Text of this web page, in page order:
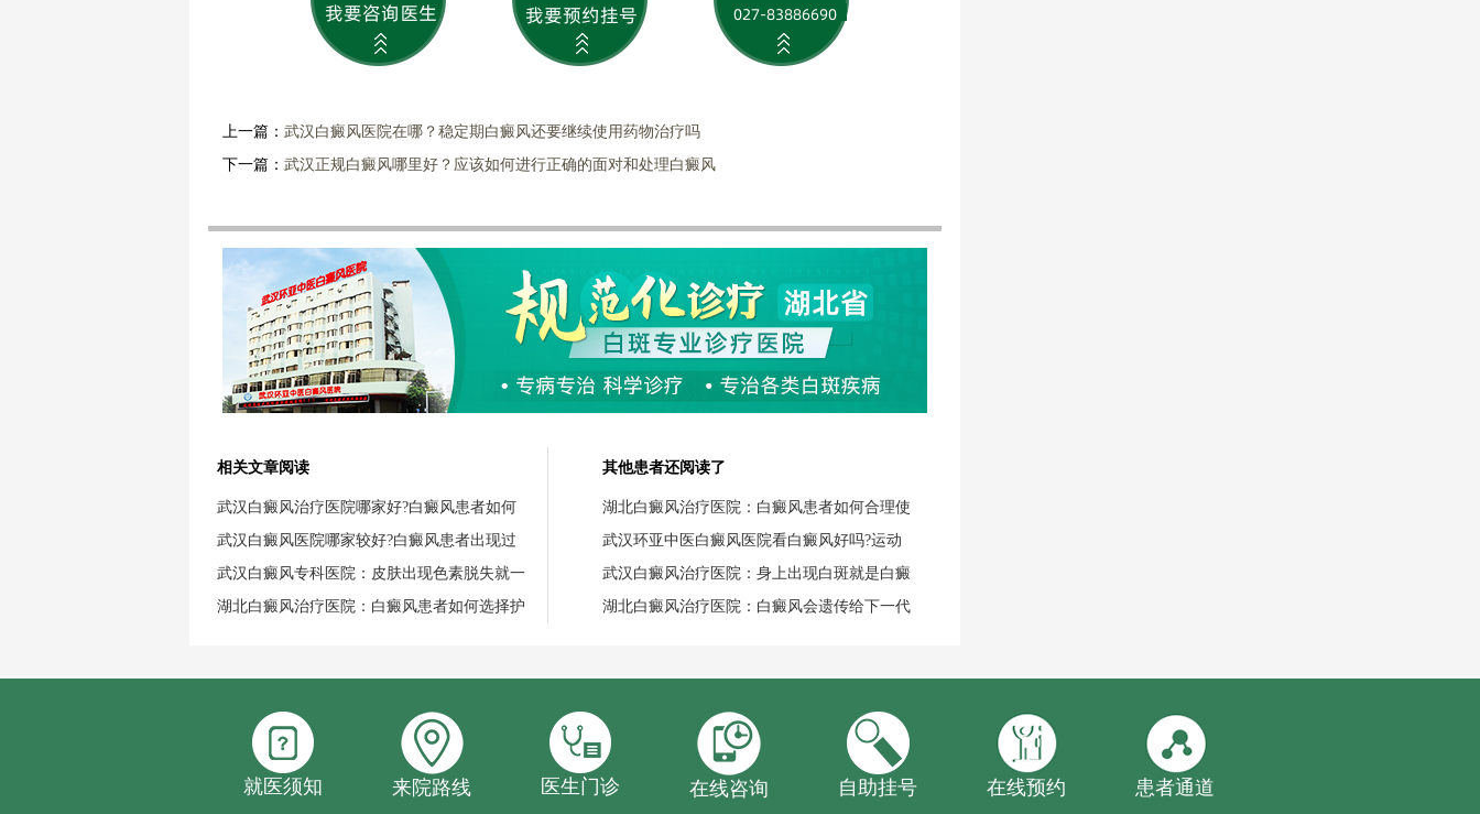
上一篇： 武汉白癜风医院在哪？稳定期白癜风还要继续使用药物治疗吗
下一篇： 武汉正规白癜风哪里好？应该如何进行正确的面对和处理白癜风
相关文章阅读
武汉白癜风治疗医院哪家好?白癜风患者如何
武汉白癜风医院哪家较好?白癜风患者出现过
武汉白癜风专科医院：皮肤出现色素脱失就一
湖北白癜风治疗医院：白癜风患者如何选择护
其他患者还阅读了
湖北白癜风治疗医院：白癜风患者如何合理使
武汉环亚中医白癜风医院看白癜风好吗?运动
武汉白癜风治疗医院：身上出现白斑就是白癜
湖北白癜风治疗医院：白癜风会遗传给下一代
就医须知 来院路线 医生门诊 在线咨询 自助挂号 在线预约 患者通道